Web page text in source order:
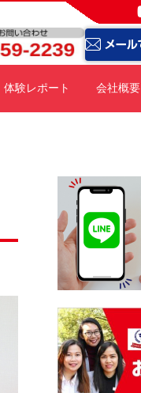
体験レポート 会社概要